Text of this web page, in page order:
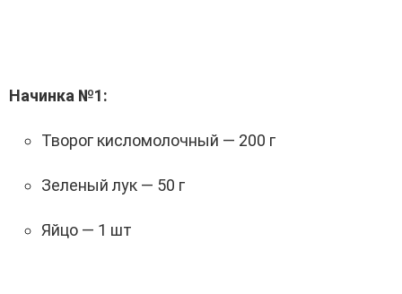
Начинка №1:
Творог кисломолочный — 200 г
Зеленый лук — 50 г
Яйцо — 1 шт